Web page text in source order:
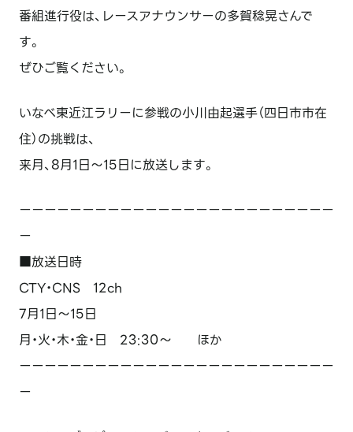
番組進行役は、レースアナウンサーの多賀稔晃さんで
す。
ぜひご覧ください。
いなべ東近江ラリーに参戦の小川由起選手（四日市市在
住）の挑戦は、
来月、8月1日～15日に放送します。
ーーーーーーーーーーーーーーーーーーーーーーーーー
ー
■放送日時
CTY・CNS 12ch
7月1日～15日
月・火・木・金・日 23:30～ ほか
ーーーーーーーーーーーーーーーーーーーーーーーーー
ー